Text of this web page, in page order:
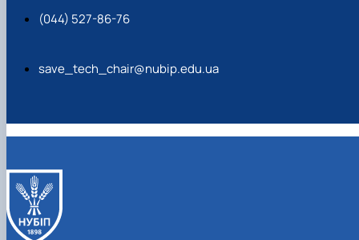
(044) 527-86-76
save_tech_chair@nubip.edu.ua